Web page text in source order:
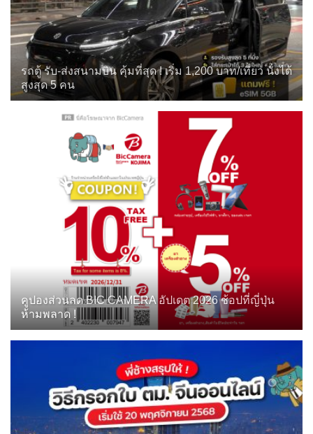
รถตู้ รับ-ส่งสนามบิน คุ้มที่สุด ! เริ่ม 1,200 บาท/เที่ยว นั่งได้
สูงสุด 5 คน
คูปองส่วนลด BIC CAMERA อัปเดต 2026 ช้อปที่ญี่ปุ่น
ห้ามพลาด !